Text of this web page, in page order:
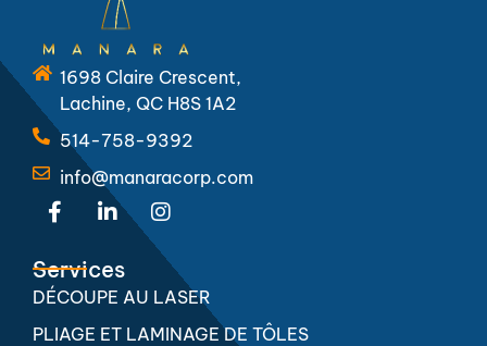
1698 Claire Crescent,
Lachine, QC H8S 1A2
514-758-9392
info@manaracorp.com
F
a
e
b
o
o
L
i
k
e
d
i
I
n
s
t
a
g
r
Services
DÉCOUPE AU LASER
PLIAGE ET LAMINAGE DE TÔLES